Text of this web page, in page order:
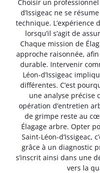
Choisir un
d’Issigeac ne se
technique.
lorsqu’il s’agit de
Chaque mission de
approche raisonnée,
durable. Intervenir
Léon-d’Issigeac
différentes. C’est
une analyse précise
opération d’entretien
de grimpe reste au
Élagage arbre. Opter
Saint-Léon-d’Issigeac,
grâce à un diagnostic
s’inscrit ainsi dans une
vers la